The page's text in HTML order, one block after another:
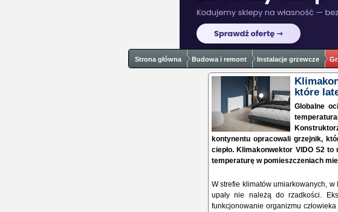
Strona główna Budowa i remont Instalacje grzewcze
które
Globalne
kontynentu opracowali grzejnik,
ciepło. Klimakonwektor VIDO S2
temperaturę w pomieszczeniach
W strefie klimatów umiarkowanych,
upały nie należą do rzadkości.
funkcjonowanie organizmu